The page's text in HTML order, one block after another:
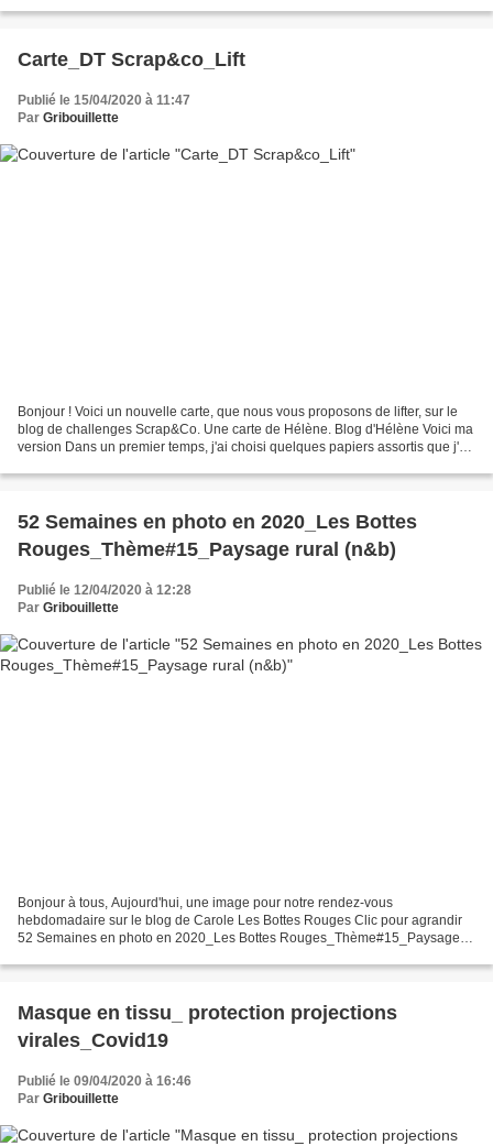
Carte_DT Scrap&co_Lift
Publié le 15/04/2020 à 11:47
Par Gribouillette
Bonjour ! Voici un nouvelle carte, que nous vous proposons de lifter, sur le
blog de challenges Scrap&Co. Une carte de Hélène. Blog d'Hélène Voici ma
version Dans un premier temps, j'ai choisi quelques papiers assortis que j'ai
52 Semaines en photo en 2020_Les Bottes
Rouges_Thème#15_Paysage rural (n&b)
Publié le 12/04/2020 à 12:28
Par Gribouillette
Bonjour à tous, Aujourd'hui, une image pour notre rendez-vous
hebdomadaire sur le blog de Carole Les Bottes Rouges Clic pour agrandir
52 Semaines en photo en 2020_Les Bottes Rouges_Thème#15_Paysage
Masque en tissu_ protection projections
virales_Covid19
Publié le 09/04/2020 à 16:46
Par Gribouillette